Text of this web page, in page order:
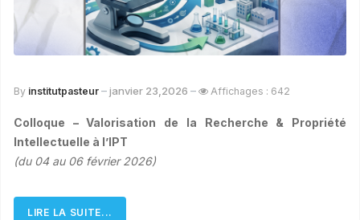
By institutpasteur janvier 23,2026 Affichages : 642
Colloque – Valorisation de la Recherche & Propriété
Intellectuelle à l’IPT
(du 04 au 06 février 2026)
LIRE LA SUITE...